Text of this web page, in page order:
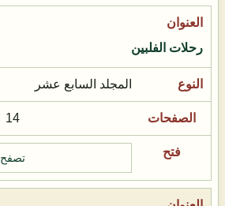
رحلات الفلبين
المجلد السابع عشر
14
تصفح